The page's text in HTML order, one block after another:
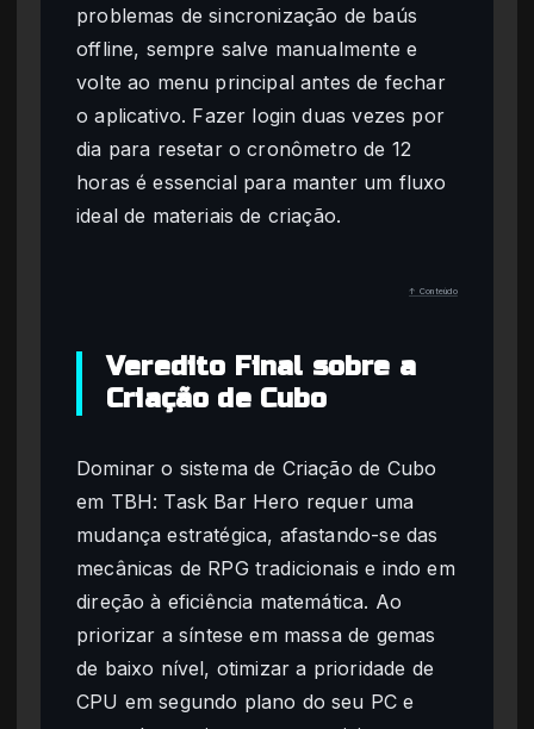
problemas de sincronização de baús
offline, sempre salve manualmente e
volte ao menu principal antes de fechar
o aplicativo. Fazer login duas vezes por
dia para resetar o cronômetro de 12
horas é essencial para manter um fluxo
ideal de materiais de criação.
↑ Conteúdo
Veredito Final sobre a
Criação de Cubo
Dominar o sistema de Criação de Cubo
em TBH: Task Bar Hero requer uma
mudança estratégica, afastando-se das
mecânicas de RPG tradicionais e indo em
direção à eficiência matemática. Ao
priorizar a síntese em massa de gemas
de baixo nível, otimizar a prioridade de
CPU em segundo plano do seu PC e